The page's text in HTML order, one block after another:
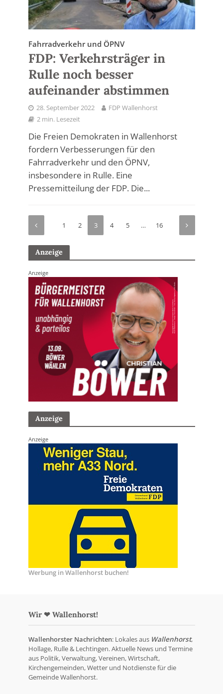
Fahrradverkehr und ÖPNV
FDP: Verkehrsträger in
Rulle noch besser
aufeinander abstimmen
28. September 2022
FDP Wallenhorst
2 min. Lesezeit
Die Freien Demokraten in Wallenhorst
fordern Verbesserungen für den
Fahrradverkehr und den ÖPNV,
insbesondere in Rulle. Eine
Pressemitteilung der FDP. Die...
1 2 3 4 5 … 16
Anzeige
Anzeige
Anzeige
Anzeige
Werbung in Wallenhorst buchen!
Wir ❤ Wallenhorst!
Wallenhorster Nachrichten: Lokales aus Wallenhorst,
Hollage, Rulle & Lechtingen. Aktuelle News und Termine
aus Politik, Verwaltung, Vereinen, Wirtschaft,
Kirchengemeinden, Wetter und Notdienste für die
Gemeinde Wallenhorst.